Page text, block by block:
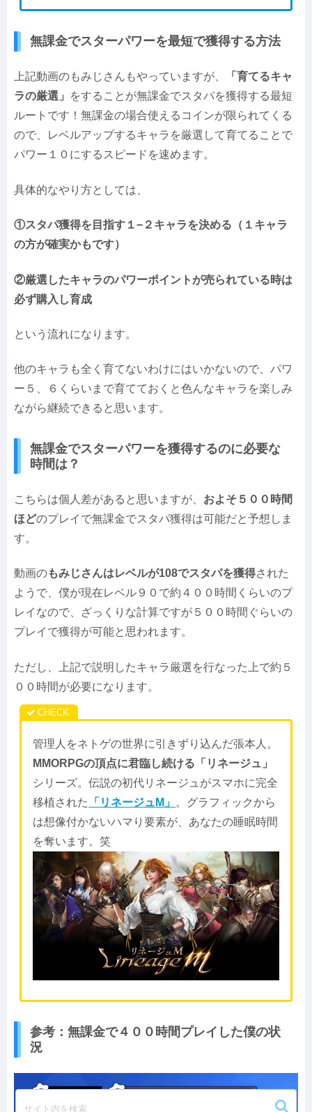
無課金でスターパワーを最短で獲得する方法
上記動画のもみじさんもやっていますが、
「育てるキャ
ラの厳選」
をすることが無課金でスタパを獲得する最短
ルートです！無課金の場合使えるコインが限られてくる
ので、レベルアップするキャラを厳選して育てることで
パワー１０にするスピードを速めます。
具体的なやり方としては、
①スタパ獲得を目指す１−２キャラを決める（１キャラ
の方が確実かもです）
②厳選したキャラのパワーポイントが売られている時は
必ず購入し育成
という流れになります。
他のキャラも全く育てないわけにはいかないので、パワ
ー５、６くらいまで育てておくと色んなキャラを楽しみ
ながら継続できると思います。
無課金でスターパワーを獲得するのに必要な
時間は？
こちらは個人差があると思いますが、 およそ５００時間
ほどのプレイで無課金でスタパ獲得は可能だと予想しま
す。
動画のもみじさんはレベルが108でスタパを獲得された
ようで、僕が現在レベル９０で約４００時間くらいのプ
レイなので、ざっくりな計算ですが５００時間ぐらいの
プレイで獲得が可能と思われます。
ただし、上記で説明したキャラ厳選を行なった上で約５
００時間が必要になります。
管理人をネトゲの世界に引きずり込んだ張本人。
MMORPGの頂点に君臨し続ける「リネージュ」
シリーズ。伝説の初代リネージュがスマホに完全
移植された
「リネージュM」 。グラフィックから
は想像付かないハマり要素が、あなたの睡眠時間
を奪います。笑
参考：無課金で４００時間プレイした僕の状
況